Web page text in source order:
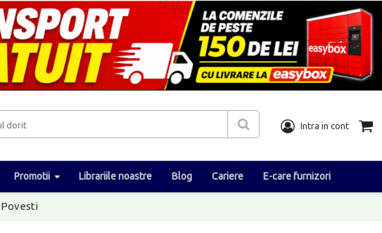
Intra in cont
Promotii Librariile noastre Blog Cariere E-care furnizori
Povesti